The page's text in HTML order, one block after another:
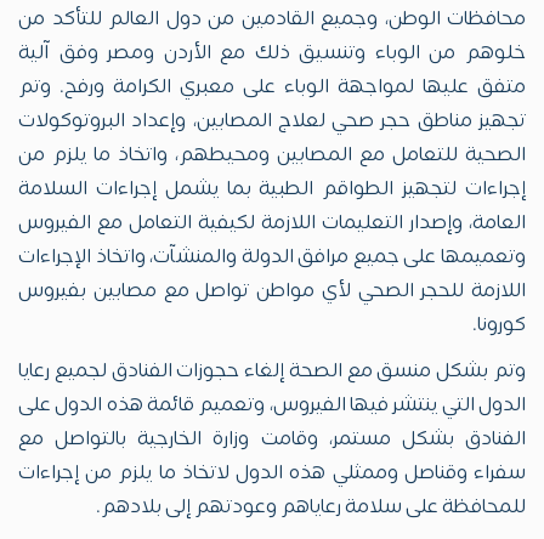
محافظات الوطن، وجميع القادمين من دول العالم للتأكد من
خلوهم من الوباء وتنسيق ذلك مع الأردن ومصر وفق آلية
متفق عليها لمواجهة الوباء على معبري الكرامة ورفح. وتم
تجهيز مناطق حجر صحي لعلاج المصابين، وإعداد البروتوكولات
الصحية للتعامل مع المصابين ومحيطهم، واتخاذ ما يلزم من
إجراءات لتجهيز الطواقم الطبية بما يشمل إجراءات السلامة
العامة، وإصدار التعليمات اللازمة لكيفية التعامل مع الفيروس
وتعميمها على جميع مرافق الدولة والمنشآت، واتخاذ الإجراءات
اللازمة للحجر الصحي لأي مواطن تواصل مع مصابين بفيروس
كورونا.
وتم بشكل منسق مع الصحة إلغاء حجوزات الفنادق لجميع رعايا
الدول التي ينتشر فيها الفيروس، وتعميم قائمة هذه الدول على
الفنادق بشكل مستمر، وقامت وزارة الخارجية بالتواصل مع
سفراء وقناصل وممثلي هذه الدول لاتخاذ ما يلزم من إجراءات
للمحافظة على سلامة رعاياهم وعودتهم إلى بلادهم.